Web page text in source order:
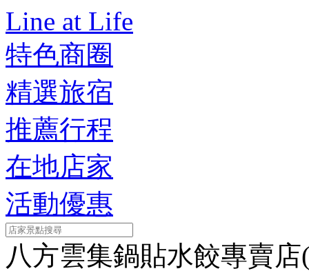
Line at Life
特色商圈
精選旅宿
推薦行程
在地店家
活動優惠
八方雲集鍋貼水餃專賣